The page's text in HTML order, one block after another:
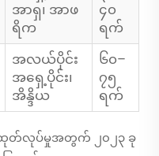
အာရှ၊ အာဖ
ရိက
၄၀
ရက်
အလယ်ပိုင်း
အရှေ့ပိုင်း၊
အိန္ဒိယ
၆၀–
၇၅
ရက်
တ်လုပ်မှုအတွက် ၂၀၂၃ ခု